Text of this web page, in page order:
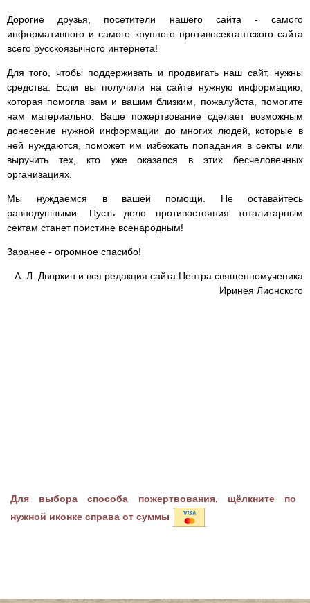
Дорогие друзья, посетители нашего сайта - самого
информативного и самого крупного противосектантского сайта
всего русскоязычного интернета!
Для того, чтобы поддерживать и продвигать наш сайт, нужны
средства. Если вы получили на сайте нужную информацию,
которая помогла вам и вашим близким, пожалуйста, помогите
нам материально. Ваше пожертвование сделает возможным
донесение нужной информации до многих людей, которые в
ней нуждаются, поможет им избежать попадания в секты или
выручить тех, кто уже оказался в этих бесчеловечных
организациях.
Мы нуждаемся в вашей помощи. Не оставайтесь
равнодушными. Пусть дело противостояния тоталитарным
сектам станет поистине всенародным!
Заранее - огромное спасибо!
А. Л. Дворкин и вся редакция сайта Центра священномученика
Иринея Лионского
Для выбора способа пожертвования, щёлкните по
нужной иконке справа от суммы